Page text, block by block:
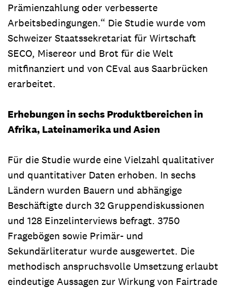
Prämienzahlung oder verbesserte
Arbeitsbedingungen.“ Die Studie wurde vom
Schweizer Staatssekretariat für Wirtschaft
SECO, Misereor und Brot für die Welt
mitfinanziert und von CEval aus Saarbrücken
erarbeitet.
Erhebungen in sechs Produktbereichen in
Afrika, Lateinamerika und Asien
Für die Studie wurde eine Vielzahl qualitativer
und quantitativer Daten erhoben. In sechs
Ländern wurden Bauern und abhängige
Beschäftigte durch 32 Gruppendiskussionen
und 128 Einzelinterviews befragt. 3750
Fragebögen sowie Primär- und
Sekundärliteratur wurde ausgewertet. Die
methodisch anspruchsvolle Umsetzung erlaubt
eindeutige Aussagen zur Wirkung von Fairtrade